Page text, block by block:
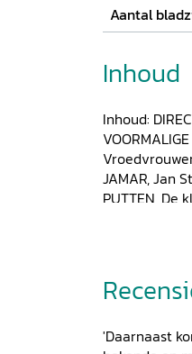
Aantal
Inhoud
Inhoud:
JAMAR, Jan
PUTTEN, De
vroede
en beroep
'Daarnaast